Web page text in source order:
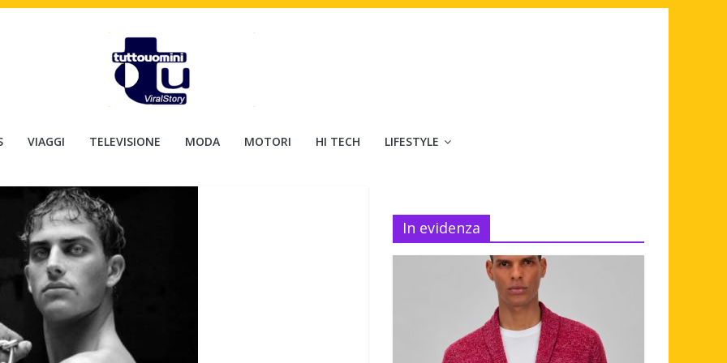
VIAGGI TELEVISIONE MODA MOTORI HI TECH LIFESTYLE
In evidenza